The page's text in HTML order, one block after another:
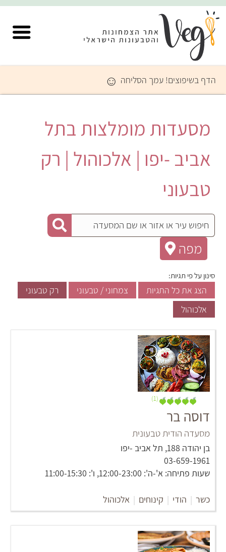
הדף בשיפוצים! עמך הסליחה ☺
מסעדות מומלצות בתל
אביב -יפו | אלכוהול | רק
טבעוני
מפה
סינון על פי תגיות:
הצג את כל התגיות צמחוני / טבעוני
רק טבעוני
אלכוהול
(1)
דוסה בר
מסעדה הודית טבעונית
‏בן יהודה 188‏, תל אביב -יפו
03-659-1961
שעות פתיחה: א'-ה': 12:00-23:00, ו': 11:00-15:30
כשר | הודי | קינוחים | אלכוהול